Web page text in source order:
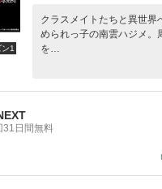
1
クラスメイトたちと異世界
められっ子の南雲ハジメ。
を…
31日間無料